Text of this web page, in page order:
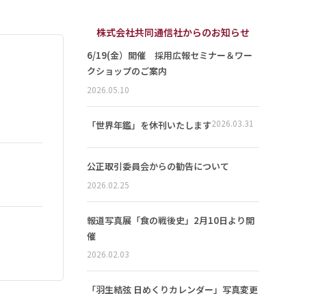
株式会社共同通信社からのお知らせ
6/19(金）開催 採用広報セミナー＆ワー
クショップのご案内
2026.05.10
「世界年鑑」を休刊いたします2026.03.31
公正取引委員会からの勧告について
2026.02.25
報道写真展「食の戦後史」2月10日より開
催
2026.02.03
「羽生結弦 日めくりカレンダー」写真変更